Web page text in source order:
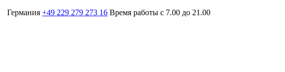
Германия +49 229 279 273 16 Время работы с 7.00 до 21.00